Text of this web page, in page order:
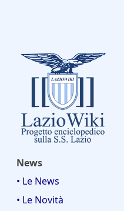
News
• Le News
• Le Novità